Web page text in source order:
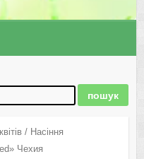
/ Насіння
Чехия